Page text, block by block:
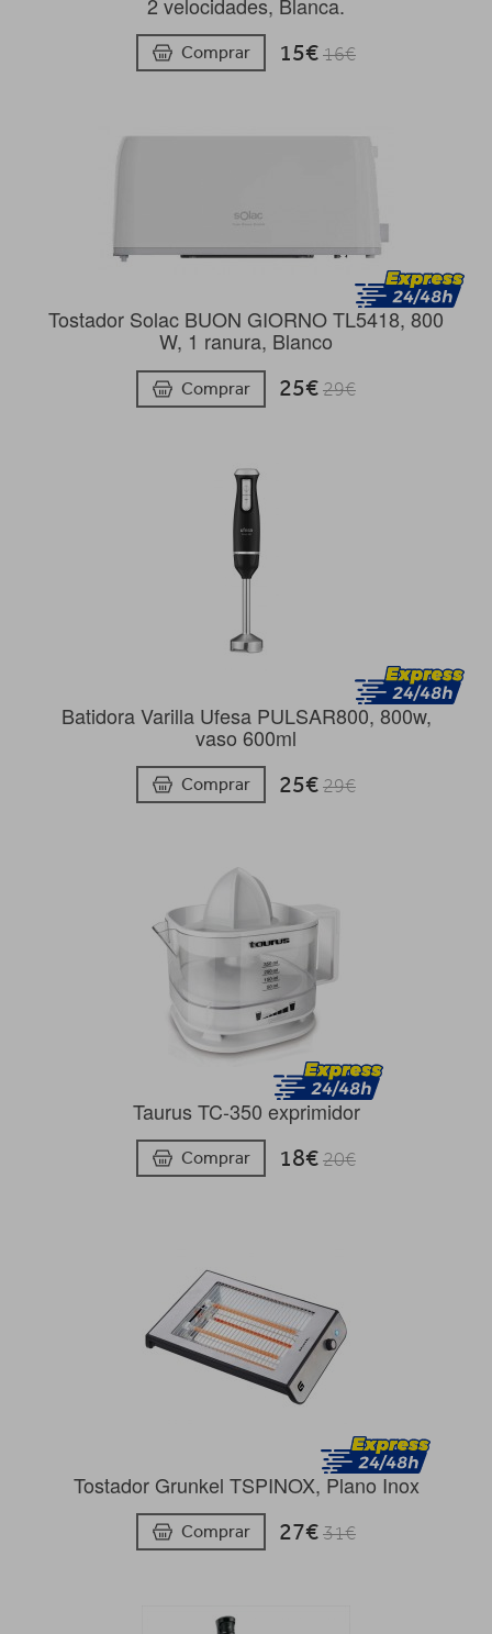
Comprar 15€16€
Tostador Solac BUON GIORNO TL5418, 800
W, 1 ranura, Blanco
Comprar 25€29€
Batidora Varilla Ufesa PULSAR800, 800w,
vaso 600ml
Comprar 25€29€
Taurus TC-350 exprimidor
Comprar 18€20€
Tostador Grunkel TSPINOX, Plano Inox
Comprar 27€31€